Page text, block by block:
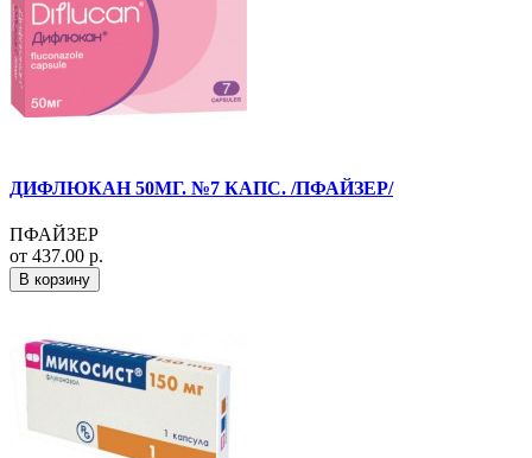
ДИФЛЮКАН 50МГ. №7 КАПС. /ПФАЙЗЕР/
ПФАЙЗЕР
от 437.00 р.
В корзину